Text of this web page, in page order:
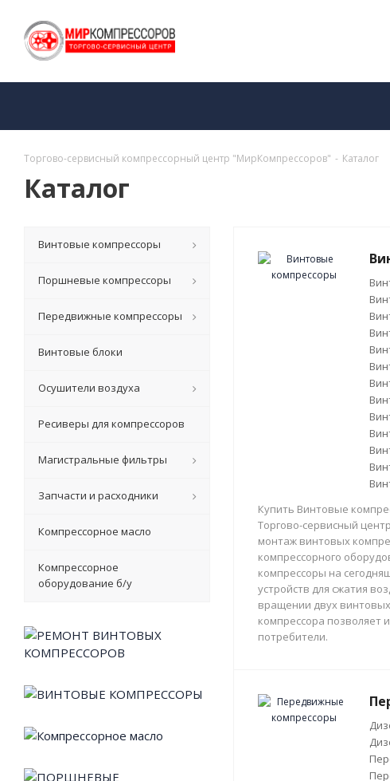
Торгово-сервисный компрессорный центр "МирКомпрессоров" - Каталог
Каталог
Купить Винтовые
Торгово-сервисный
монтаж винтовых
компрессорного
компрессоры на
устройств для сжатия
вращении двух
компрессора позволяет
потребители.
Винтовые компрессоры
Поршневые компрессоры
Передвижные компрессоры
Винтовые блоки
Осушители воздуха
Ресиверы для компрессоров
Магистральные фильтры
Запчасти и расходники
Компрессорное масло
Компрессорное
оборудование б/у